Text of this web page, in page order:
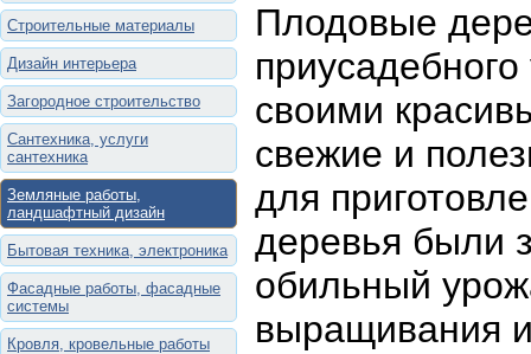
Строительные материалы
Дизайн интерьера
Загородное строительство
Сантехника, услуги
сантехника
Земляные работы,
ландшафтный дизайн
Бытовая техника, электроника
Фасадные работы, фасадные
системы
Кровля, кровельные работы
Плодовые
своими
свежие и
для
деревья были
обильный
выращивания